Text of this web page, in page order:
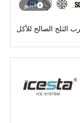
فيديو